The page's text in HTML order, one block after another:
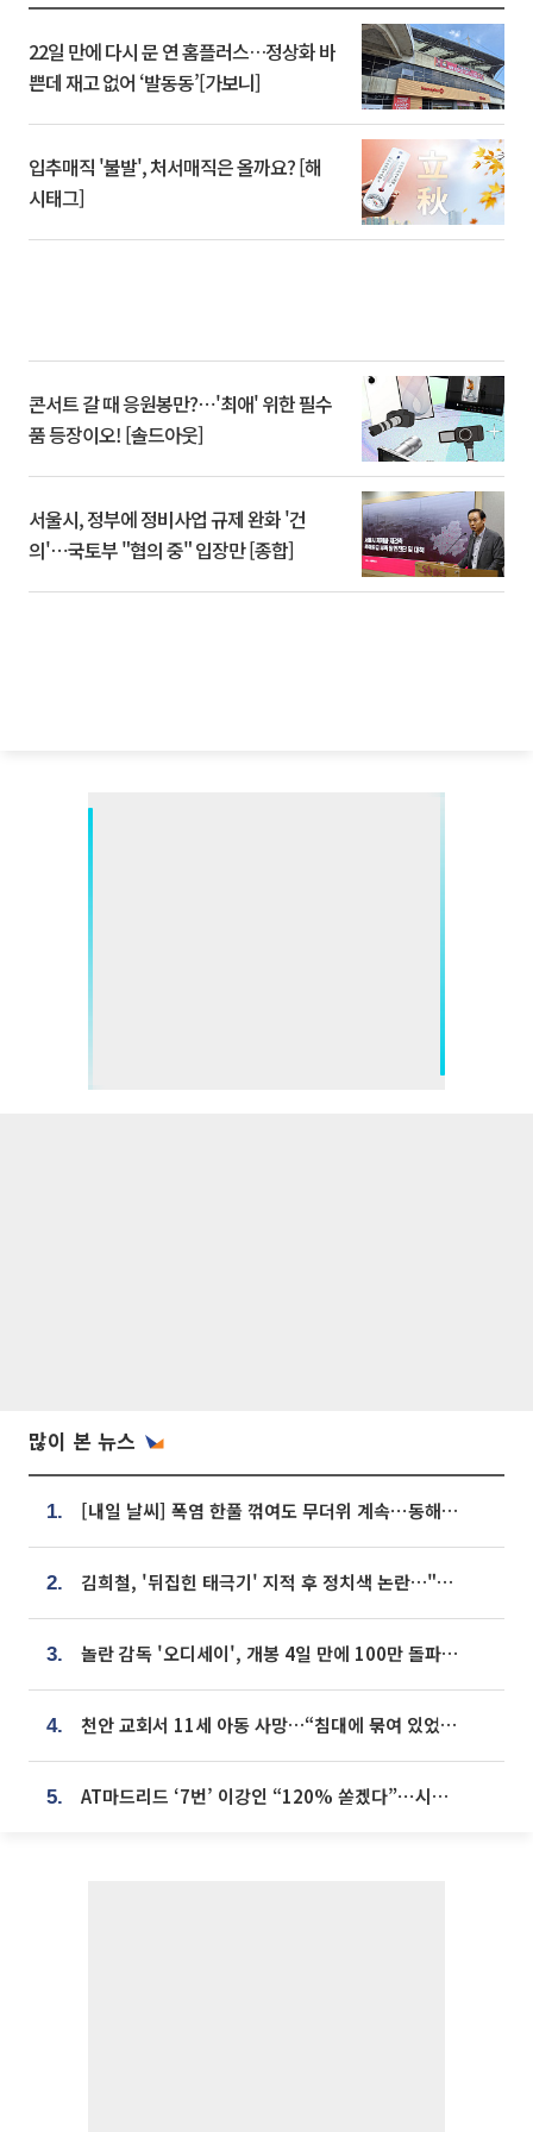
22일 만에 다시 문 연 홈플러스…정상화 바
쁜데 재고 없어 ‘발동동’[가보니]
입추매직 '불발', 처서매직은 올까요? [해
시태그]
콘서트 갈 때 응원봉만?⋯'최애' 위한 필수
품 등장이오! [솔드아웃]
서울시, 정부에 정비사업 규제 완화 '건
의'⋯국토부 "협의 중" 입장만 [종합]
많이 본 뉴스
1. [내일 날씨] 폭염 한풀 꺾여도 무더위 계속⋯동해안 이틀 연속 비
2. 김희철, '뒤집힌 태극기' 지적 후 정치색 논란…"좌우 떠나 우리나라 국기"
3. 놀란 감독 '오디세이', 개봉 4일 만에 100만 돌파⋯'왕사남' 보다 빠르다
4. 천안 교회서 11세 아동 사망…“침대에 묶여 있었다” 진술 확보
5. AT마드리드 ‘7번’ 이강인 “120% 쏟겠다”⋯시메오네 감독 “필요한 선수”